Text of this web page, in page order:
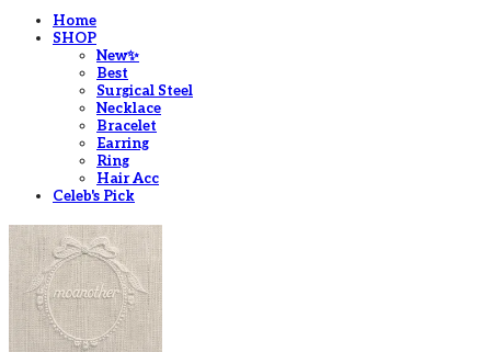
Home
SHOP
New✨
Best
Surgical Steel
Necklace
Bracelet
Earring
Ring
Hair Acc
Celeb's Pick